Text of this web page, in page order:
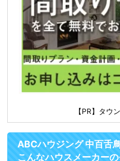
【PR】タウ
ABCハウジング 中百舌
こんなハウスメーカー